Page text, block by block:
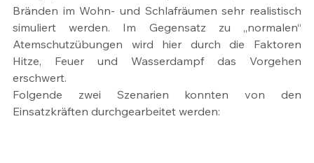
Bränden im Wohn- und Schlafräumen sehr realistisch
simuliert werden. Im Gegensatz zu „normalen“
Atemschutzübungen wird hier durch die Faktoren
Hitze, Feuer und Wasserdampf das Vorgehen
erschwert.
Folgende zwei Szenarien konnten von den
Einsatzkräften durchgearbeitet werden: